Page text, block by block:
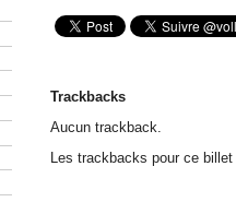
Trackbacks
Aucun trackback.
Les trackbacks pour ce